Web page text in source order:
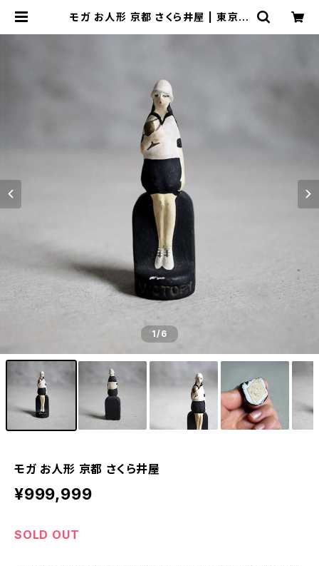
モガ お人形 京都 さくら井屋 | 東京キ
1/6
モガ お人形 京都 さくら井屋
¥999,999
SOLD OUT